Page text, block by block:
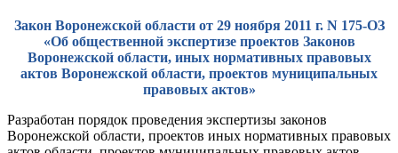
Закон Воронежской области от 29 ноября 2011 г. N 175-ОЗ
«Об общественной экспертизе проектов Законов
Воронежской области, иных нормативных правовых
актов Воронежской области, проектов муниципальных
правовых актов»
Разработан порядок проведения экспертизы законов
Воронежской области, проектов иных нормативных правовых